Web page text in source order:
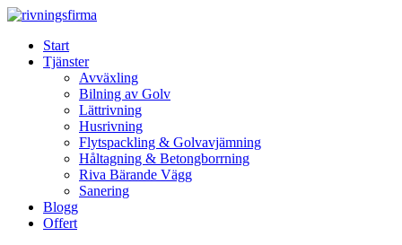
Skip
contentStart
Tjänster
Avväxling
Bilning av Golv
Lättrivning
Husrivning
Flytspackling & Golvavjämning
Håltagning & Betongborrning
Riva Bärande Vägg
Sanering
Blogg
Offert